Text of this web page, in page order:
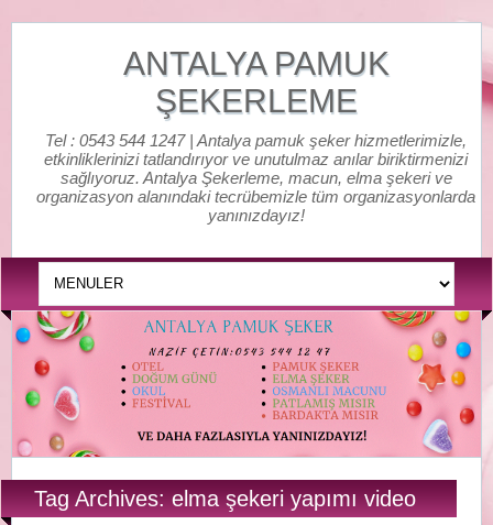
ANTALYA PAMUK
ŞEKERLEME
Tel : 0543 544 1247 | Antalya pamuk şeker hizmetlerimizle,
etkinliklerinizi tatlandırıyor ve unutulmaz anılar biriktirmenizi
sağlıyoruz. Antalya Şekerleme, macun, elma şekeri ve
organizasyon alanındaki tecrübemizle tüm organizasyonlarda
yanınızdayız!
Tag Archives: elma şekeri yapımı video